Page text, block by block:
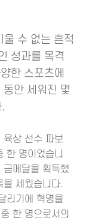
수 없는 흔적
성과를 목격
한 스포츠에
안 세워진 몇
육상 선수 파보
한 명이었습니
메달을 획득했
세웠습니다.
리기에 혁명을
한 명으로서의